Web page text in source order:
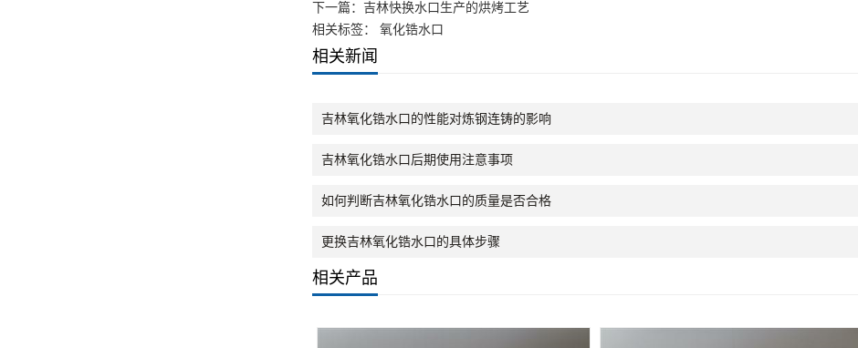
下一篇： 吉林快换水口生产的烘烤工艺
相关标签： 氧化锆水口
相关新闻
吉林氧化锆水口的性能对炼钢连铸的影响
吉林氧化锆水口后期使用注意事项
如何判断吉林氧化锆水口的质量是否合格
更换吉林氧化锆水口的具体步骤
相关产品